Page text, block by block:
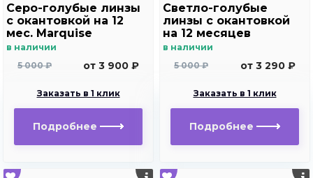
Серо-голубые линзы
c окантовкой на 12
мес. Marquise
elegance blue
в наличии
5 000 ₽
от 3 900 ₽
Заказать в 1 клик
Подробнее
Светло-голубые
линзы с окантовкой
на 12 месяцев
Marquise sura blue
в наличии
5 000 ₽
от 3 290 ₽
Заказать в 1 клик
Подробнее